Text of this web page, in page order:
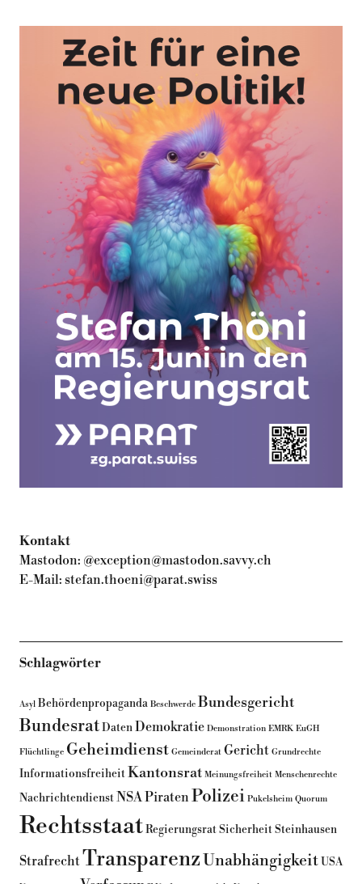
Kontakt
Mastodon: @exception@mastodon.savvy.ch
E-Mail: stefan.thoeni@parat.swiss
Schlagwörter
Asyl Behördenpropaganda Beschwerde Bundesgericht
BundesratDatenDemokratie Demonstration EMRK EuGH
Flüchtlinge Geheimdienst Gemeinderat Gericht Grundrechte
InformationsfreiheitKantonsrat Meinungsfreiheit Menschenrechte
NachrichtendienstNSAPiratenPolizei Pukelsheim Quorum
RechtsstaatRegierungsratSicherheitSteinhausen
StrafrechtTransparenzUnabhängigkeitUSA